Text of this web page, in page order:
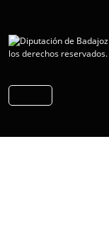
los derechos reservados.